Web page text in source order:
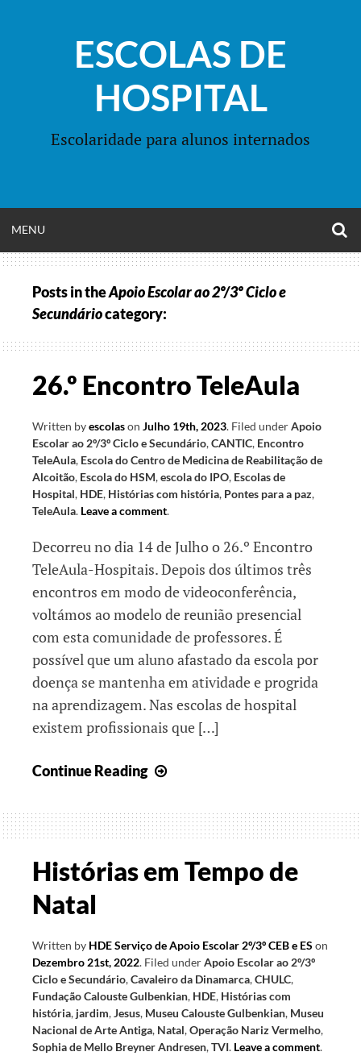
ESCOLAS DE
HOSPITAL
Escolaridade para alunos internados
MENU
MENU
Posts in theApoio Escolar ao 2º/3º Ciclo e
Secundáriocategory:
26.º Encontro TeleAula
Written byescolason Julho 19th, 2023. Filed underApoio
Escolar ao 2º/3º Ciclo e Secundário,CANTIC, Encontro
TeleAula, Escola do Centro de Medicina de Reabilitação de
Alcoitão, Escola do HSM,escola do IPO, Escolas de
Hospital, HDE, Histórias com história, Pontes para a paz,
TeleAula. Leave a comment.
Decorreu no dia 14 de Julho o 26.º Encontro
TeleAula-Hospitais. Depois dos últimos três
encontros em modo de videoconferência,
voltámos ao modelo de reunião presencial
com esta comunidade de professores. É
possível que um aluno afastado da escola por
doença se mantenha em atividade e progrida
na aprendizagem. Nas escolas de hospital
existem profissionais que […]
Continue Reading
TeleAula
Histórias em Tempo de
Natal
Written by HDE Serviço de Apoio Escolar 2º/3º CEB e ES on
Dezembro 21st, 2022. Filed underApoio Escolar ao 2º/3º
Ciclo e Secundário,Cavaleiro da Dinamarca,CHULC,
Fundação Calouste Gulbenkian, HDE, Histórias com
história, jardim,Jesus, Museu Calouste Gulbenkian, Museu
Nacional de Arte Antiga, Natal,Operação Nariz Vermelho,
Sophia de Mello Breyner Andresen,TVI. Leave a comment.